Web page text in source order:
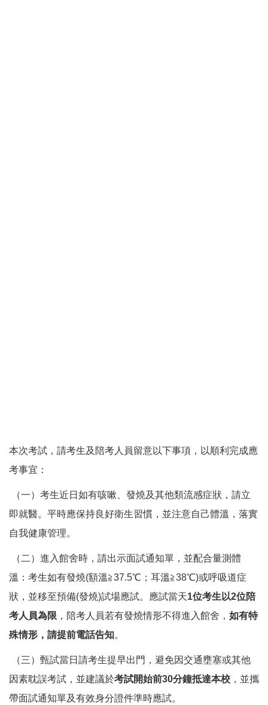
本次考試，請考生及陪考人員留意以下事項，以順利完成應
考事宜：
（一）考生近日如有咳嗽、發燒及其他類流感症狀，請立
即就醫。平時應保持良好衛生習慣，並注意自己體溫，落實
自我健康管理。
（二）進入館舍時，請出示面試通知單，並配合量測體
溫：考生如有發燒(額溫≧37.5℃；耳溫≧38℃)或呼吸道症
狀，並移至預備(發燒)試場應試。應試當天1位考生以2位陪
考人員為限 ，陪考人員若有發燒情形不得進入館舍， 如有特
殊情形，請提前電話告知。
（三）甄試當日請考生提早出門，避免因交通壅塞或其他
因素耽誤考試，並建議於考試開始前30分鐘抵達本校 ，並攜
帶面試通知單及有效身分證件準時應試。